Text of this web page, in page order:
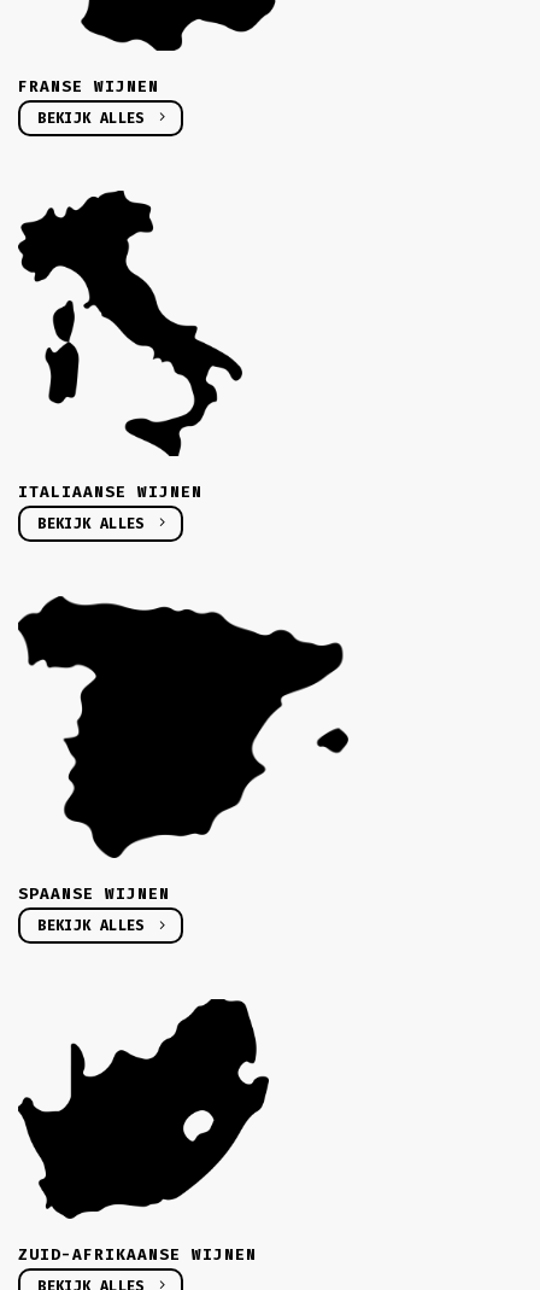
FRANSE WIJNEN
BEKIJK ALLES
ITALIAANSE WIJNEN
BEKIJK ALLES
SPAANSE WIJNEN
BEKIJK ALLES
ZUID-AFRIKAANSE WIJNEN
BEKIJK ALLES